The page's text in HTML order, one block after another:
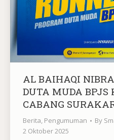
AL BAIHAQI
DUTA MUDA BPJS
CABANG
Berita, Pengumuman By
2 Oktober 2025